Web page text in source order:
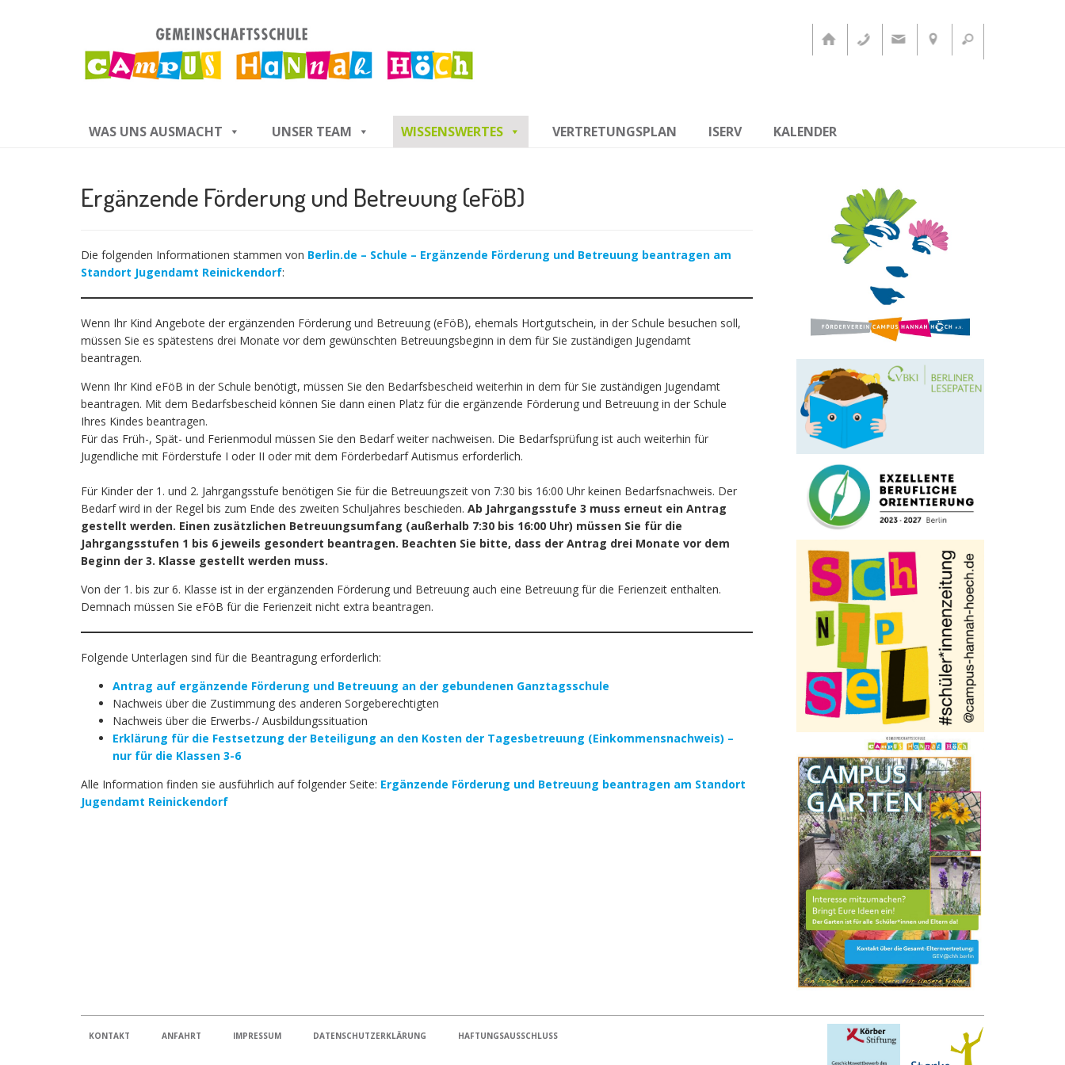
WAS UNS AUSMACHT UNSER TEAM WISSENSWERTES VERTRETUNGSPLAN ISERV KALENDER
Ergänzende Förderung und Betreuung (eFöB)
Die folgenden Informationen stammen von Berlin.de – Schule – Ergänzende Förderung und Betreuung beantragen am
Standort Jugendamt Reinickendorf:
Wenn Ihr Kind Angebote der ergänzenden Förderung und Betreuung (eFöB), ehemals Hortgutschein, in der Schule besuchen soll,
müssen Sie es spätestens drei Monate vor dem gewünschten Betreuungsbeginn in dem für Sie zuständigen Jugendamt
beantragen.
Wenn Ihr Kind eFöB in der Schule benötigt, müssen Sie den Bedarfsbescheid weiterhin in dem für Sie zuständigen Jugendamt
beantragen. Mit dem Bedarfsbescheid können Sie dann einen Platz für die ergänzende Förderung und Betreuung in der Schule
Ihres Kindes beantragen.
Für das Früh-, Spät- und Ferienmodul müssen Sie den Bedarf weiter nachweisen. Die Bedarfsprüfung ist auch weiterhin für
Jugendliche mit Förderstufe I oder II oder mit dem Förderbedarf Autismus erforderlich.
Für Kinder der 1. und 2. Jahrgangsstufe benötigen Sie für die Betreuungszeit von 7:30 bis 16:00 Uhr keinen Bedarfsnachweis. Der
Bedarf wird in der Regel bis zum Ende des zweiten Schuljahres beschieden. Ab Jahrgangsstufe 3 muss erneut ein Antrag
gestellt werden. Einen zusätzlichen Betreuungsumfang (außerhalb 7:30 bis 16:00 Uhr) müssen Sie für die
Jahrgangsstufen 1 bis 6 jeweils gesondert beantragen. Beachten Sie bitte, dass der Antrag drei Monate vor dem
Beginn der 3. Klasse gestellt werden muss.
Von der 1. bis zur 6. Klasse ist in der ergänzenden Förderung und Betreuung auch eine Betreuung für die Ferienzeit enthalten.
Demnach müssen Sie eFöB für die Ferienzeit nicht extra beantragen.
Folgende Unterlagen sind für die Beantragung erforderlich:
Antrag auf ergänzende Förderung und Betreuung an der gebundenen Ganztagsschule
Nachweis über die Zustimmung des anderen Sorgeberechtigten
Nachweis über die Erwerbs-/ Ausbildungssituation
Erklärung für die Festsetzung der Beteiligung an den Kosten der Tagesbetreuung (Einkommensnachweis) –
nur für die Klassen 3-6
Alle Information finden sie ausführlich auf folgender Seite: Ergänzende Förderung und Betreuung beantragen am Standort
Jugendamt Reinickendorf
KONTAKT ANFAHRT IMPRESSUM DATENSCHUTZERKLÄRUNG HAFTUNGSAUSSCHLUSS